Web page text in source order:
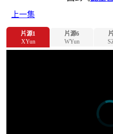
上一集
片源1
XYun
片源6
WYun